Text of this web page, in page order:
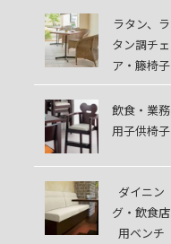
ラタン、ラ
タン調チェ
ア・籐椅子
飲食・業務
用子供椅子
ダイニン
グ・飲食店
用ベンチ